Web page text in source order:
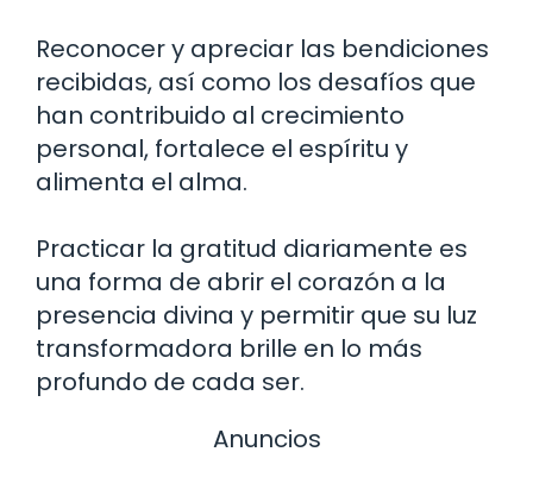
Reconocer y apreciar las bendiciones
recibidas, así como los desafíos que
han contribuido al crecimiento
personal, fortalece el espíritu y
alimenta el alma.
Practicar la gratitud diariamente es
una forma de abrir el corazón a la
presencia divina y permitir que su luz
transformadora brille en lo más
profundo de cada ser.
Anuncios